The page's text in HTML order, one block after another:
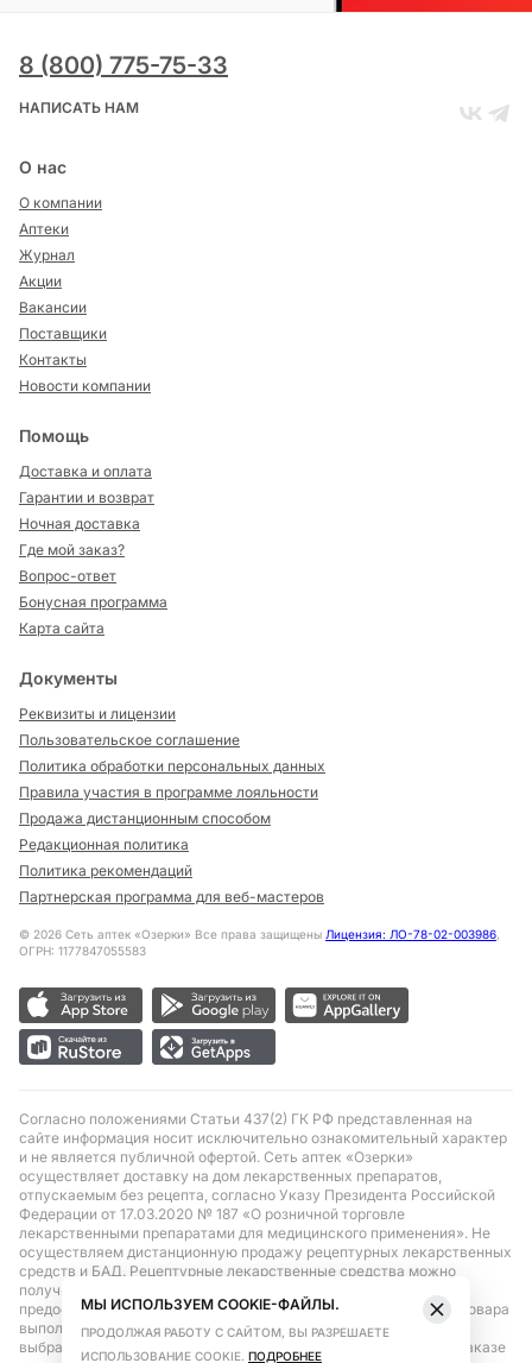
8 (800) 775-75-33
НАПИСАТЬ НАМ
О нас
О компании
Аптеки
Журнал
Акции
Вакансии
Поставщики
Контакты
Новости компании
Помощь
Доставка и оплата
Гарантии и возврат
Ночная доставка
Где мой заказ?
Вопрос-ответ
Бонусная программа
Карта сайта
Документы
Реквизиты и лицензии
Пользовательское соглашение
Политика обработки персональных данных
Правила участия в программе лояльности
Продажа дистанционным способом
Редакционная политика
Политика рекомендаций
Партнерская программа для веб-мастеров
© 2026 Сеть аптек «Озерки» Все права защищены Лицензия: ЛО-78-02-003986,
ОГРН: 1177847055583
Согласно положениями Статьи 437(2) ГК РФ представленная на
сайте информация носит исключительно ознакомительный характер
и не является публичной офертой. Сеть аптек «Озерки»
осуществляет доставку на дом лекарственных препаратов,
отпускаемым без рецепта, согласно Указу Президента Российской
Федерации от 17.03.2020 № 187 «О розничной торговле
лекарственными препаратами для медицинского применения». Не
осуществляем дистанционную продажу рецептурных лекарственных
средств и БАД. Рецептурные лекарственные средства можно
получить только при помощи самовывоза в аптеке при
предоставлении рецепта, выписанного врачом. Бронирование товара
выполняется при условиях последующего выкупа заказа в
выбранном аптечном пункте. Цена действительна только при заказе
МЫ ИСПОЛЬЗУЕМ COOKIE-ФАЙЛЫ.
ПРОДОЛЖАЯ РАБОТУ С САЙТОМ, ВЫ РАЗРЕШАЕТЕ
ИСПОЛЬЗОВАНИЕ COOKIE. ПОДРОБНЕЕ